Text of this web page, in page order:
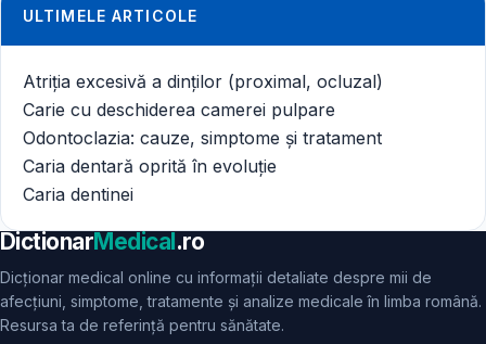
ULTIMELE ARTICOLE
Atriția excesivă a dinților (proximal, ocluzal)
Carie cu deschiderea camerei pulpare
Odontoclazia: cauze, simptome și tratament
Caria dentară oprită în evoluție
Caria dentinei
DictionarMedical.ro
Dicționar medical online cu informații detaliate despre mii de
afecțiuni, simptome, tratamente și analize medicale în limba română.
Resursa ta de referință pentru sănătate.